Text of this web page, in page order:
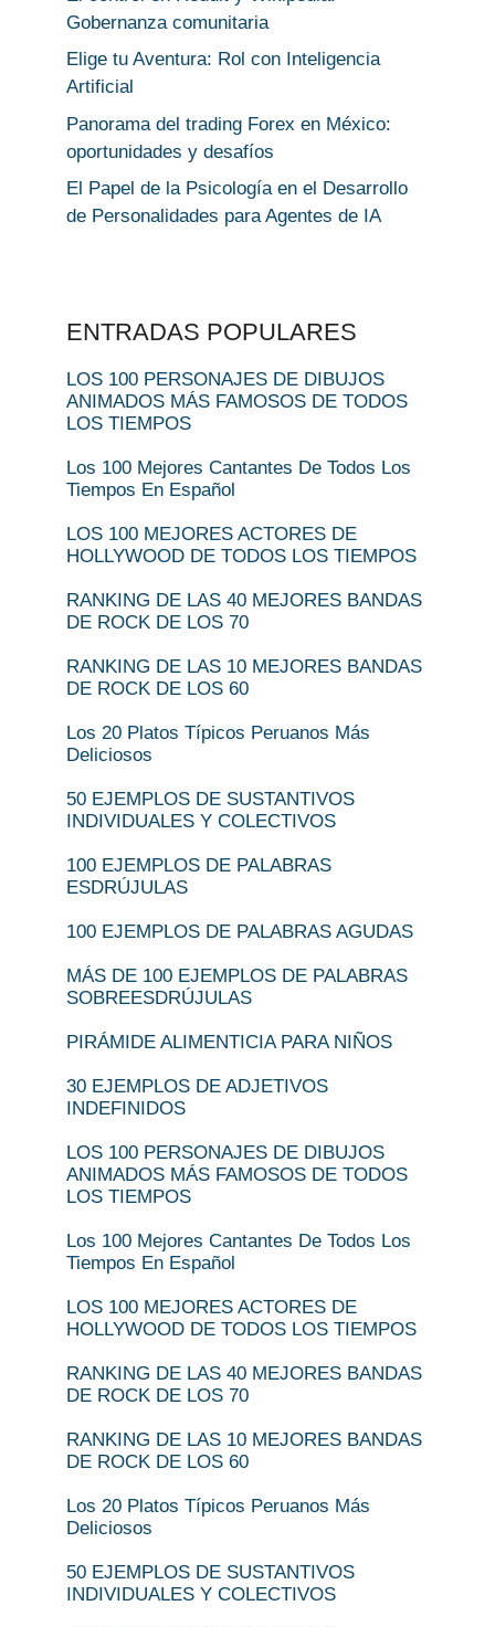
Gobernanza comunitaria
Elige tu Aventura: Rol con Inteligencia
Artificial
Panorama del trading Forex en México:
oportunidades y desafíos
El Papel de la Psicología en el Desarrollo
de Personalidades para Agentes de IA
ENTRADAS POPULARES
LOS 100 PERSONAJES DE DIBUJOS
ANIMADOS MÁS FAMOSOS DE TODOS
LOS TIEMPOS
Los 100 Mejores Cantantes De Todos Los
Tiempos En Español
LOS 100 MEJORES ACTORES DE
HOLLYWOOD DE TODOS LOS TIEMPOS
RANKING DE LAS 40 MEJORES BANDAS
DE ROCK DE LOS 70
RANKING DE LAS 10 MEJORES BANDAS
DE ROCK DE LOS 60
Los 20 Platos Típicos Peruanos Más
Deliciosos
50 EJEMPLOS DE SUSTANTIVOS
INDIVIDUALES Y COLECTIVOS
100 EJEMPLOS DE PALABRAS
ESDRÚJULAS
100 EJEMPLOS DE PALABRAS AGUDAS
MÁS DE 100 EJEMPLOS DE PALABRAS
SOBREESDRÚJULAS
PIRÁMIDE ALIMENTICIA PARA NIÑOS
30 EJEMPLOS DE ADJETIVOS
INDEFINIDOS
LOS 100 PERSONAJES DE DIBUJOS
ANIMADOS MÁS FAMOSOS DE TODOS
LOS TIEMPOS
Los 100 Mejores Cantantes De Todos Los
Tiempos En Español
LOS 100 MEJORES ACTORES DE
HOLLYWOOD DE TODOS LOS TIEMPOS
RANKING DE LAS 40 MEJORES BANDAS
DE ROCK DE LOS 70
RANKING DE LAS 10 MEJORES BANDAS
DE ROCK DE LOS 60
Los 20 Platos Típicos Peruanos Más
Deliciosos
50 EJEMPLOS DE SUSTANTIVOS
INDIVIDUALES Y COLECTIVOS